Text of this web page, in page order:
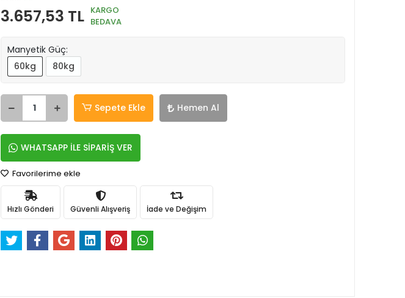
3.657,53 TL KARGO
BEDAVA
Manyetik Güç:
60kg
80kg
Sepete Ekle Hemen Al
WHATSAPP İLE SİPARİŞ VER
Favorilerime ekle
Hızlı Gönderi Güvenli Alışveriş İade ve Değişim